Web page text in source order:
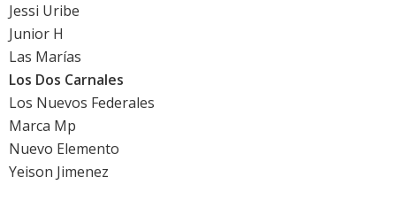
Jessi Uribe
Junior H
Las Marías
Los Dos Carnales
Los Nuevos Federales
Marca Mp
Nuevo Elemento
Yeison Jimenez